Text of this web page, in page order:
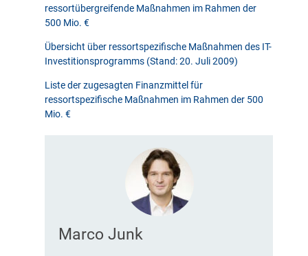
ressortübergreifende Maßnahmen im Rahmen der
500 Mio. €
Übersicht über ressortspezifische Maßnahmen des IT-
Investitionsprogramms (Stand: 20. Juli 2009)
Liste der zugesagten Finanzmittel für
ressortspezifische Maßnahmen im Rahmen der 500
Mio. €
Marco Junk